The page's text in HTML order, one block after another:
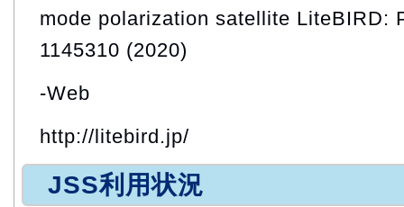
mode polarization satellite LiteBIRD:
1145310 (2020)
-Web
http://litebird.jp/
JSS利用状況